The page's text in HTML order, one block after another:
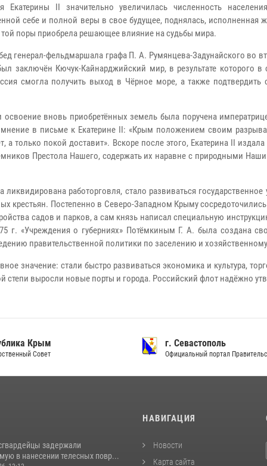
Екатерины II значительно увеличилась численность
себе и полной веры в свое будущее, поднялась, исполненная
той поры приобрела решающее влияние на судьбы мира.
генерал-фельдмаршала графа П. А. Румянцева-Задунайского во
заключён Кючук-Кайнарджийский мир, в результате которого
смогла получить выход в Чёрное море, а также
вновь приобретённых земель была поручена
в письме к Екатерине II: «Крым положением своим
а только покой доставит». Вскоре после этого, Екатерина II
Престола Нашего, содержать их наравне с природными
работорговля, стало развиваться
крестьян. Постепенно в Северо-Западном Крыму
садов и парков, а сам князь написал специальную
«Учреждения о губерниях» Потёмкиным Г. А. была создана
правительственной политики по заселению и
значение: стали быстро развиваться экономика и культура,
степи выросли новые порты и города. Российский флот надёжно
Крым
Совет
г. Севастополь
Официальный портал
задержали
в нанесении телесных повр...
НАВИГАЦИЯ
Новости
Карта сайта